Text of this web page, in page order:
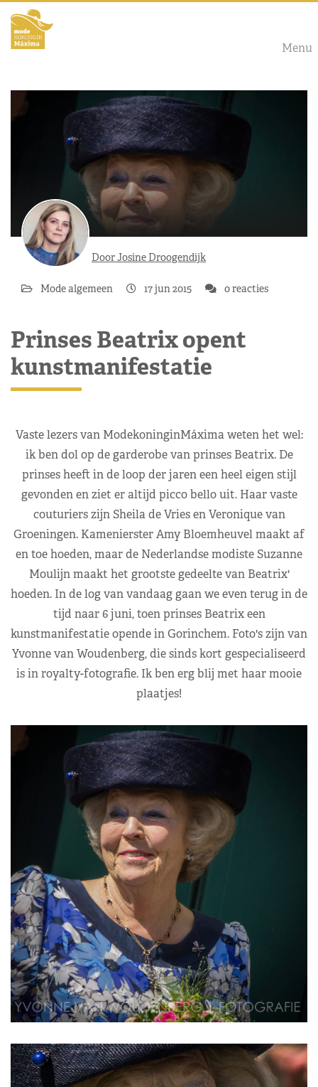
Menu
Door Josine Droogendijk
Mode algemeen 17 jun 2015 0 reacties
Prinses Beatrix opent
kunstmanifestatie
Vaste lezers van ModekoninginMáxima weten het wel:
ik ben dol op de garderobe van prinses Beatrix. De
prinses heeft in de loop der jaren een heel eigen stijl
gevonden en ziet er altijd picco bello uit. Haar vaste
couturiers zijn Sheila de Vries en Veronique van
Groeningen. Kamenierster Amy Bloemheuvel maakt af
en toe hoeden, maar de Nederlandse modiste Suzanne
Moulijn maakt het grootste gedeelte van Beatrix'
hoeden. In de log van vandaag gaan we even terug in de
tijd naar 6 juni, toen prinses Beatrix een
kunstmanifestatie opende in Gorinchem. Foto's zijn van
Yvonne van Woudenberg, die sinds kort gespecialiseerd
is in royalty-fotografie. Ik ben erg blij met haar mooie
plaatjes!